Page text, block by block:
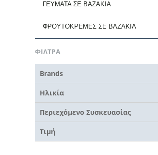
ΓΕΎΜΑΤΑ ΣΕ ΒΑΖΆΚΙΑ
ΦΡΟΥΤΌΚΡΕΜΕΣ ΣΕ ΒΑΖΆΚΙΑ
ΦΙΛΤΡΑ
Brands
Ηλικία
Περιεχόμενο Συσκευασίας
Τιμή